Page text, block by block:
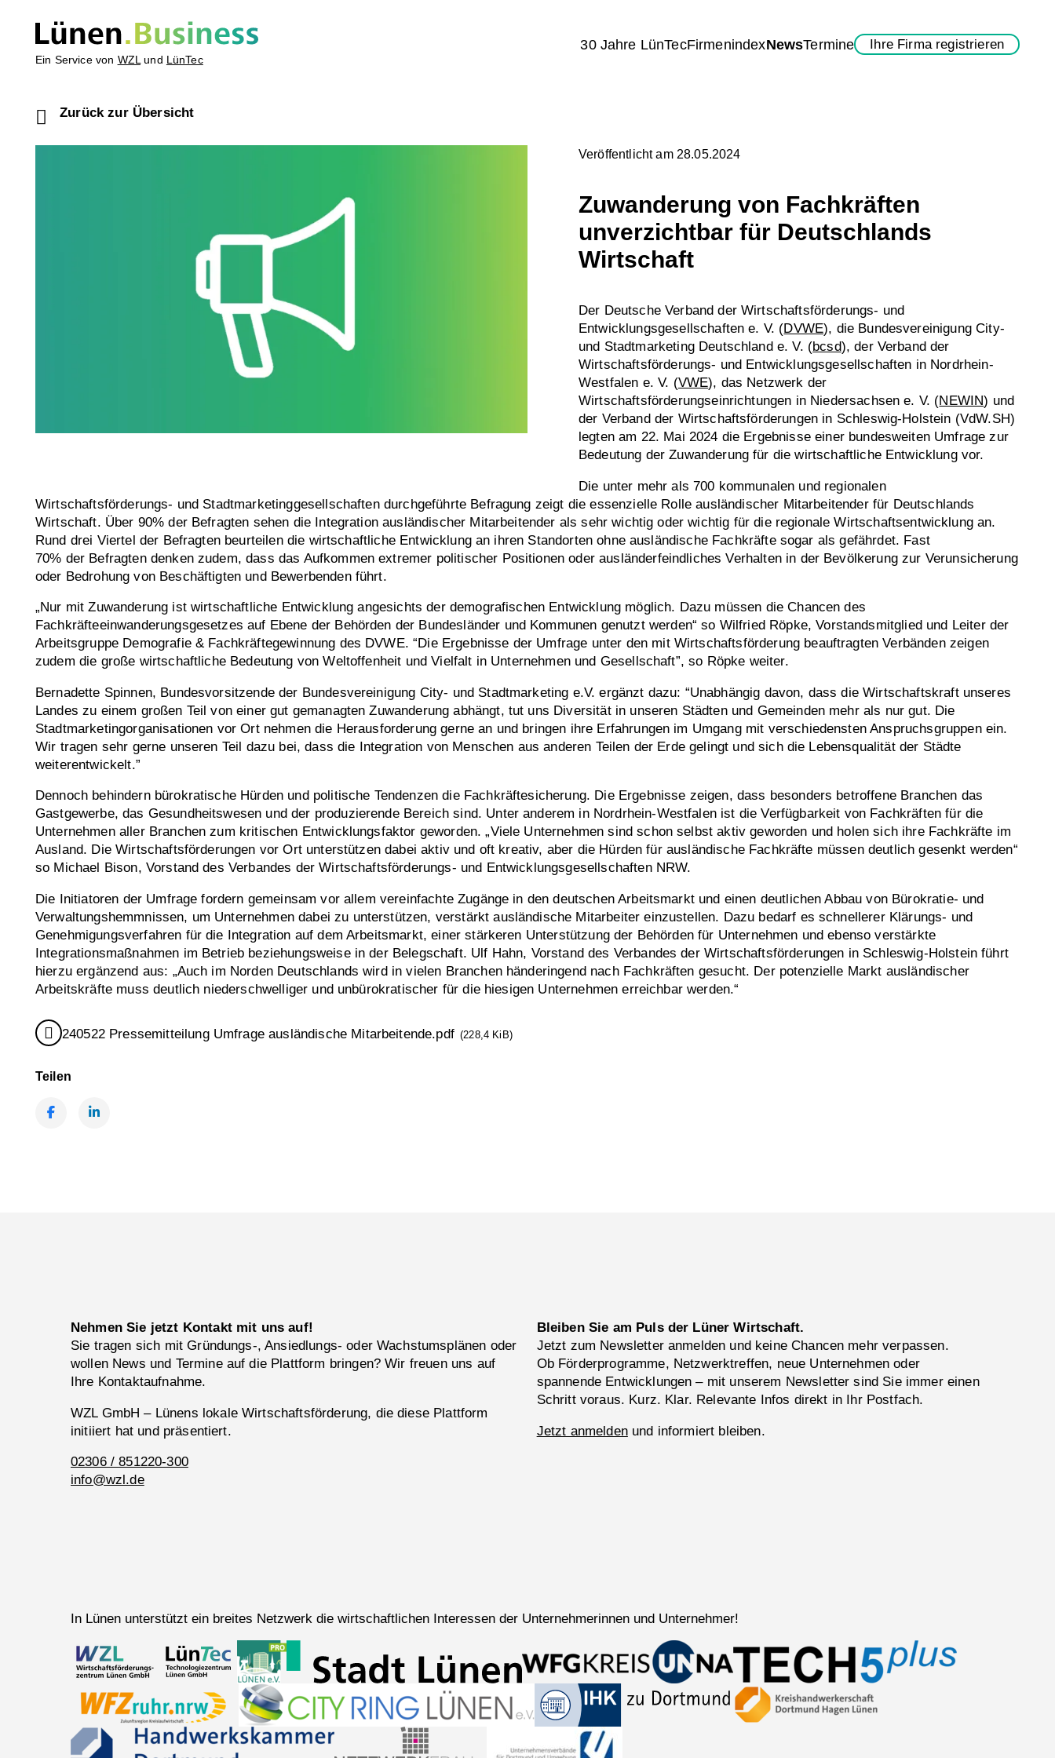
Ein Service von WZL und LünTec
30 Jahre LünTecFirmenindexNewsTermine Ihre Firma registrieren
Zurück zur Übersicht
Veröffentlicht am 28.05.2024
Zuwanderung von Fachkräften
unverzichtbar für Deutschlands
Wirtschaft
Der Deutsche Verband der Wirtschaftsförderungs- und
Entwicklungsgesellschaften e. V. (DVWE), die Bundesvereinigung City-
und Stadtmarketing Deutschland e. V. (bcsd), der Verband der
Wirtschaftsförderungs- und Entwicklungsgesellschaften in Nordrhein-
Westfalen e. V. (VWE), das Netzwerk der
Wirtschaftsförderungseinrichtungen in Niedersachsen e. V. (NEWIN) und
der Verband der Wirtschaftsförderungen in Schleswig-Holstein (VdW.SH)
legten am 22. Mai 2024 die Ergebnisse einer bundesweiten Umfrage zur
Bedeutung der Zuwanderung für die wirtschaftliche Entwicklung vor.
Die unter mehr als 700 kommunalen und regionalen
Wirtschaftsförderungs- und Stadtmarketinggesellschaften durchgeführte Befragung zeigt die essenzielle Rolle ausländischer Mitarbeitender für Deutschlands
Wirtschaft. Über 90% der Befragten sehen die Integration ausländischer Mitarbeitender als sehr wichtig oder wichtig für die regionale Wirtschaftsentwicklung an.
Rund drei Viertel der Befragten beurteilen die wirtschaftliche Entwicklung an ihren Standorten ohne ausländische Fachkräfte sogar als gefährdet. Fast
70% der Befragten denken zudem, dass das Aufkommen extremer politischer Positionen oder ausländerfeindliches Verhalten in der Bevölkerung zur Verunsicherung
oder Bedrohung von Beschäftigten und Bewerbenden führt.
„Nur mit Zuwanderung ist wirtschaftliche Entwicklung angesichts der demografischen Entwicklung möglich. Dazu müssen die Chancen des
Fachkräfteeinwanderungsgesetzes auf Ebene der Behörden der Bundesländer und Kommunen genutzt werden“ so Wilfried Röpke, Vorstandsmitglied und Leiter der
Arbeitsgruppe Demografie & Fachkräftegewinnung des DVWE. “Die Ergebnisse der Umfrage unter den mit Wirtschaftsförderung beauftragten Verbänden zeigen
zudem die große wirtschaftliche Bedeutung von Weltoffenheit und Vielfalt in Unternehmen und Gesellschaft”, so Röpke weiter.
Bernadette Spinnen, Bundesvorsitzende der Bundesvereinigung City- und Stadtmarketing e.V. ergänzt dazu: “Unabhängig davon, dass die Wirtschaftskraft unseres
Landes zu einem großen Teil von einer gut gemanagten Zuwanderung abhängt, tut uns Diversität in unseren Städten und Gemeinden mehr als nur gut. Die
Stadtmarketingorganisationen vor Ort nehmen die Herausforderung gerne an und bringen ihre Erfahrungen im Umgang mit verschiedensten Anspruchsgruppen ein.
Wir tragen sehr gerne unseren Teil dazu bei, dass die Integration von Menschen aus anderen Teilen der Erde gelingt und sich die Lebensqualität der Städte
weiterentwickelt.”
Dennoch behindern bürokratische Hürden und politische Tendenzen die Fachkräftesicherung. Die Ergebnisse zeigen, dass besonders betroffene Branchen das
Gastgewerbe, das Gesundheitswesen und der produzierende Bereich sind. Unter anderem in Nordrhein-Westfalen ist die Verfügbarkeit von Fachkräften für die
Unternehmen aller Branchen zum kritischen Entwicklungsfaktor geworden. „Viele Unternehmen sind schon selbst aktiv geworden und holen sich ihre Fachkräfte im
Ausland. Die Wirtschaftsförderungen vor Ort unterstützen dabei aktiv und oft kreativ, aber die Hürden für ausländische Fachkräfte müssen deutlich gesenkt werden“
so Michael Bison, Vorstand des Verbandes der Wirtschaftsförderungs- und Entwicklungsgesellschaften NRW.
Die Initiatoren der Umfrage fordern gemeinsam vor allem vereinfachte Zugänge in den deutschen Arbeitsmarkt und einen deutlichen Abbau von Bürokratie- und
Verwaltungshemmnissen, um Unternehmen dabei zu unterstützen, verstärkt ausländische Mitarbeiter einzustellen. Dazu bedarf es schnellerer Klärungs- und
Genehmigungsverfahren für die Integration auf dem Arbeitsmarkt, einer stärkeren Unterstützung der Behörden für Unternehmen und ebenso verstärkte
Integrationsmaßnahmen im Betrieb beziehungsweise in der Belegschaft. Ulf Hahn, Vorstand des Verbandes der Wirtschaftsförderungen in Schleswig-Holstein führt
hierzu ergänzend aus: „Auch im Norden Deutschlands wird in vielen Branchen händeringend nach Fachkräften gesucht. Der potenzielle Markt ausländischer
Arbeitskräfte muss deutlich niederschwelliger und unbürokratischer für die hiesigen Unternehmen erreichbar werden.“
240522 Pressemitteilung Umfrage ausländische Mitarbeitende.pdf (228,4 KiB)
Teilen
Nehmen Sie jetzt Kontakt mit uns auf!
Sie tragen sich mit Gründungs-, Ansiedlungs- oder Wachstumsplänen oder
wollen News und Termine auf die Plattform bringen? Wir freuen uns auf
Ihre Kontaktaufnahme.
WZL GmbH – Lünens lokale Wirtschaftsförderung, die diese Plattform
initiiert hat und präsentiert.
02306 / 851220-300
info@wzl.de
Bleiben Sie am Puls der Lüner Wirtschaft.
Jetzt zum Newsletter anmelden und keine Chancen mehr verpassen.
Ob Förderprogramme, Netzwerktreffen, neue Unternehmen oder
spannende Entwicklungen – mit unserem Newsletter sind Sie immer einen
Schritt voraus. Kurz. Klar. Relevante Infos direkt in Ihr Postfach.
Jetzt anmeldenund informiert bleiben.
In Lünen unterstützt ein breites Netzwerk die wirtschaftlichen Interessen der Unternehmerinnen und Unternehmer!